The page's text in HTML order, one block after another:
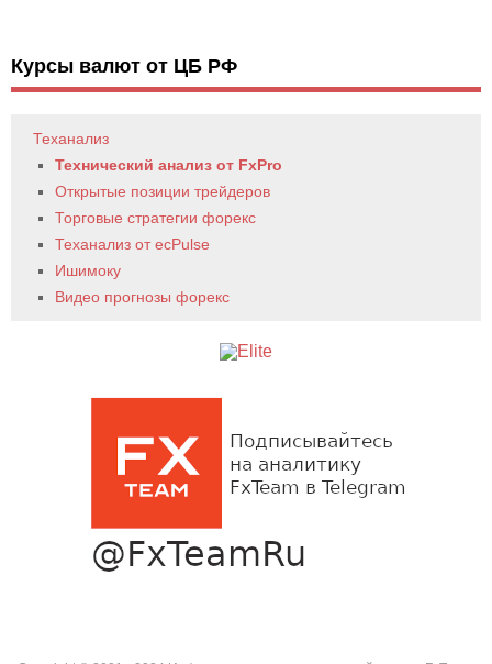
Курсы валют от ЦБ РФ
Теханализ
Технический анализ от FxPro
Открытые позиции трейдеров
Торговые стратегии форекс
Теханализ от ecPulse
Ишимоку
Видео прогнозы форекс